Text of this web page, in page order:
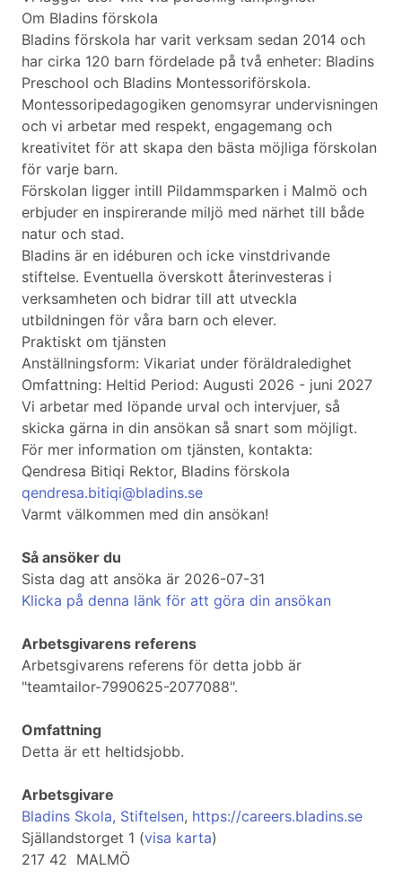
Om Bladins förskola
Bladins förskola har varit verksam sedan 2014 och
har cirka 120 barn fördelade på två enheter: Bladins
Preschool och Bladins Montessoriförskola.
Montessoripedagogiken genomsyrar undervisningen
och vi arbetar med respekt, engagemang och
kreativitet för att skapa den bästa möjliga förskolan
för varje barn.
Förskolan ligger intill Pildammsparken i Malmö och
erbjuder en inspirerande miljö med närhet till både
natur och stad.
Bladins är en idéburen och icke vinstdrivande
stiftelse. Eventuella överskott återinvesteras i
verksamheten och bidrar till att utveckla
utbildningen för våra barn och elever.
Praktiskt om tjänsten
Anställningsform: Vikariat under föräldraledighet
Omfattning: Heltid Period: Augusti 2026 - juni 2027
Vi arbetar med löpande urval och intervjuer, så
skicka gärna in din ansökan så snart som möjligt.
För mer information om tjänsten, kontakta:
Qendresa Bitiqi Rektor, Bladins förskola
qendresa.bitiqi@bladins.se
Varmt välkommen med din ansökan!
Så ansöker du
Sista dag att ansöka är 2026-07-31
Klicka på denna länk för att göra din ansökan
Arbetsgivarens referens
Arbetsgivarens referens för detta jobb är
"teamtailor-7990625-2077088".
Omfattning
Detta är ett heltidsjobb.
Arbetsgivare
Bladins Skola, Stiftelsen, https://careers.bladins.se
Själlandstorget 1 (visa karta)
217 42 MALMÖ